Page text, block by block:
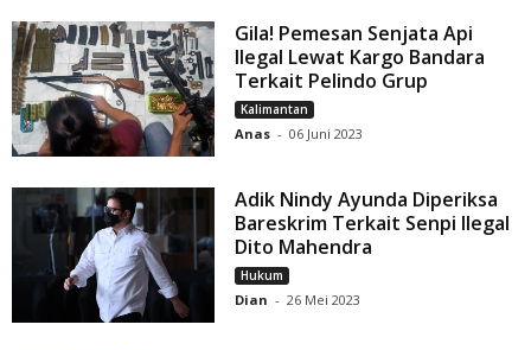
Gila! Pemesan Senjata Api
Ilegal Lewat Kargo Bandara
Terkait Pelindo Grup
Kalimantan
Anas - 06 Juni 2023
Adik Nindy Ayunda Diperiksa
Bareskrim Terkait Senpi Ilegal
Dito Mahendra
Hukum
Dian - 26 Mei 2023